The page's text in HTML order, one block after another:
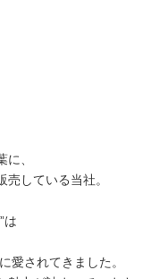
、
している当社。
は
愛されてきました。